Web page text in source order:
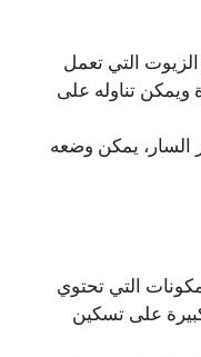
التي تعمل
تناوله على
يمكن وضعه
التي تحتوي
على تسكين